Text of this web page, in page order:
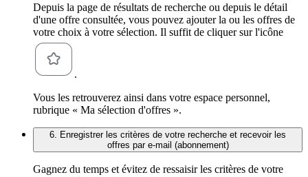
Depuis la page de résultats de recherche ou depuis le détail
d'une offre consultée, vous pouvez ajouter la ou les offres de
votre choix à votre sélection. Il suffit de cliquer sur l'icône
.
Vous les retrouverez ainsi dans votre espace personnel,
rubrique « Ma sélection d'offres ».
6. Enregistrer les critères de votre recherche et recevoir les
offres par e-mail (abonnement)
Gagnez du temps et évitez de ressaisir les critères de votre